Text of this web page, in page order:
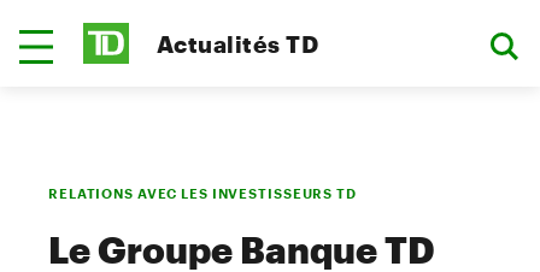
Actualités TD
RELATIONS AVEC LES INVESTISSEURS TD
Le Groupe Banque TD